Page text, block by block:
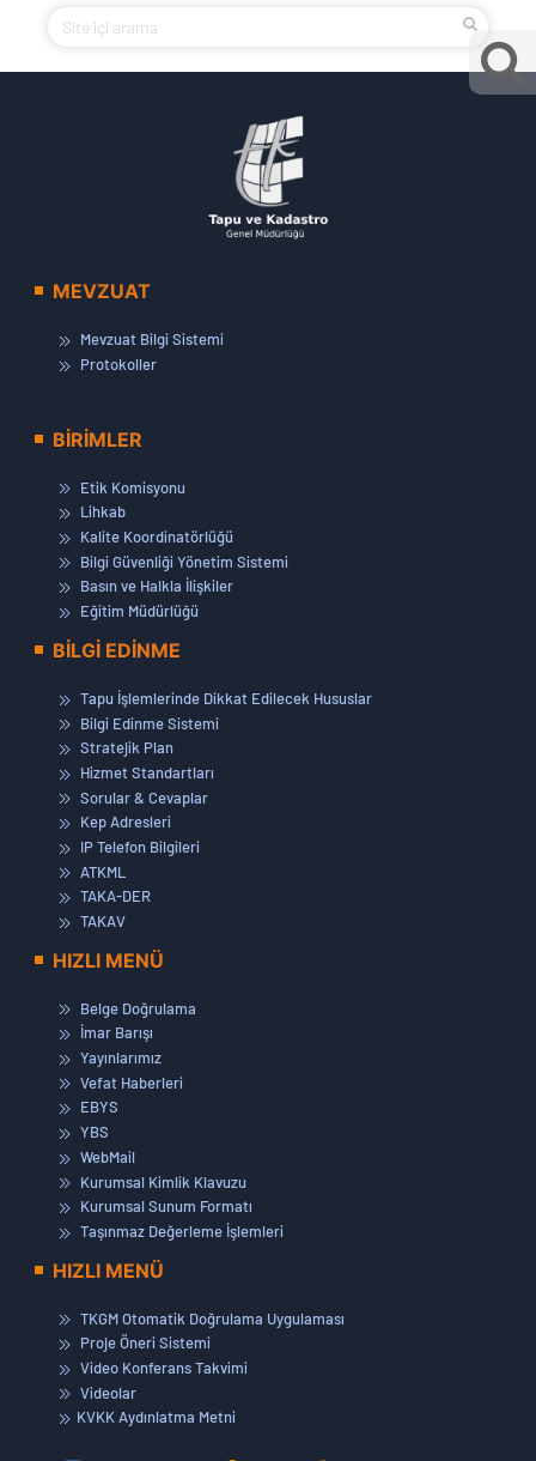
MEVZUAT
Mevzuat Bilgi Sistemi
Protokoller
BİRİMLER
Etik Komisyonu
Lihkab
Kalite Koordinatörlüğü
Bilgi Güvenliği Yönetim Sistemi
Basın ve Halkla İlişkiler
Eğitim Müdürlüğü
BİLGİ EDİNME
Tapu İşlemlerinde Dikkat Edilecek Hususlar
Bilgi Edinme Sistemi
Stratejik Plan
Hizmet Standartları
Sorular & Cevaplar
Kep Adresleri
IP Telefon Bilgileri
ATKML
TAKA-DER
TAKAV
HIZLI MENÜ
Belge Doğrulama
İmar Barışı
Yayınlarımız
Vefat Haberleri
EBYS
YBS
WebMail
Kurumsal Kimlik Klavuzu
Kurumsal Sunum Formatı
Taşınmaz Değerleme İşlemleri
HIZLI MENÜ
TKGM Otomatik Doğrulama Uygulaması
Proje Öneri Sistemi
Video Konferans Takvimi
Videolar
KVKK Aydınlatma Metni